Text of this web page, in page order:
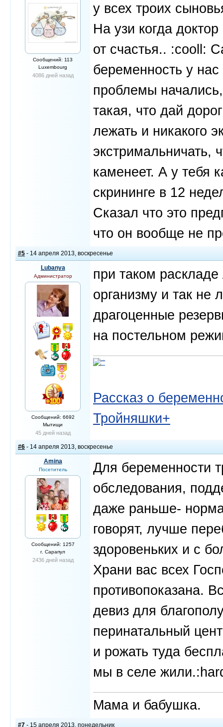
Сообщений: 113
Luxembourg
4086 дней назад
у всех троих
На узи когда
от счастья.. :cooll:
беременность у
проблемы
такая, что дай
лежать и никакого
экстримальничать,
каменеет. А у тебя
скрининге в 12
Сказал что это
что он вообще не
#5 - 14 апреля 2013, воскресенье
Lubanya
Администратор
Сообщений: 6692
Мытищи
45 дней назад
при таком
организму и так не
драгоценные
на постельном
Рассказ о
Тройняшки+
#6 - 14 апреля 2013, воскресенье
Amina
Посетитель
Сообщений: 1257
г. Сарапул
2436 дней назад
Для беременности
обследования,
даже раньше-
говорят, лучше
здоровеньких и с
Храни вас всех
противопоказана.
девиз для
перинатальный
и рожать туда
мы в селе
Мама и бабушка.
#7 - 15 апреля 2013, понедельник